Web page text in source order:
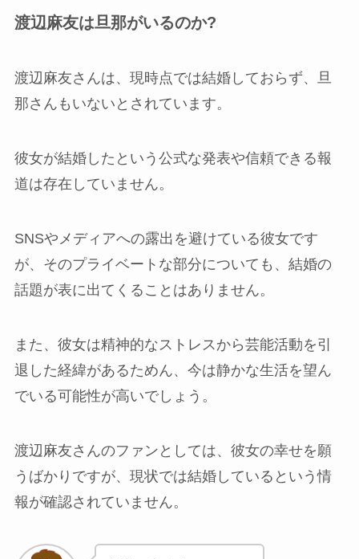
渡辺麻友は旦那がいるのか?
渡辺麻友さんは、現時点では結婚しておらず、旦
那さんもいないとされています。
彼女が結婚したという公式な発表や信頼できる報
道は存在していません。
SNSやメディアへの露出を避けている彼女です
が、そのプライベートな部分についても、結婚の
話題が表に出てくることはありません。
また、彼女は精神的なストレスから芸能活動を引
退した経緯があるためん、今は静かな生活を望ん
でいる可能性が高いでしょう。
渡辺麻友さんのファンとしては、彼女の幸せを願
うばかりですが、現状では結婚しているという情
報が確認されていません。